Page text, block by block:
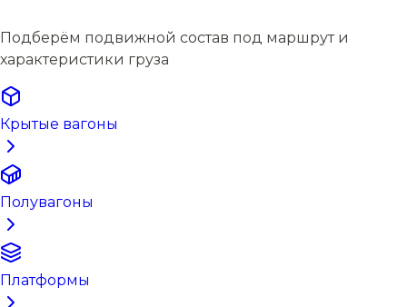
Подберём подвижной состав под маршрут и
характеристики груза
Крытые вагоны
Полувагоны
Платформы